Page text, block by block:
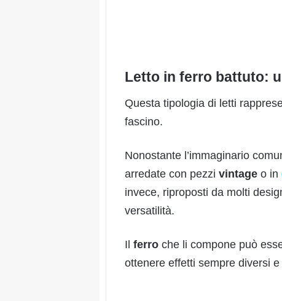
Letto in ferro battuto:
Questa tipologia di letti
fascino.
Nonostante l’immaginario
arredate con pezzi vintage o in
invece, riproposti da molti
versatilità.
Il ferro che li compone può
ottenere effetti sempre diversi